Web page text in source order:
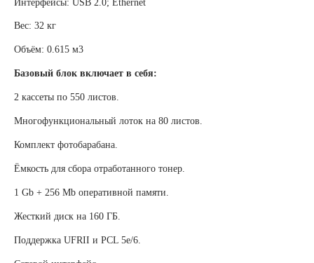
Интерфейсы: USB 2.0; Ethernet
Вес: 32 кг
Объём: 0.615 м3
Базовый блок включает в себя:
2 кассеты по 550 листов.
Многофункциональный лоток на 80 листов.
Комплект фотобарабана.
Ёмкость для сбора отработанного тонер.
1 Gb + 256 Mb оперативной памяти.
Жесткий диск на 160 ГБ.
Поддержка UFRII и PCL 5e/6.